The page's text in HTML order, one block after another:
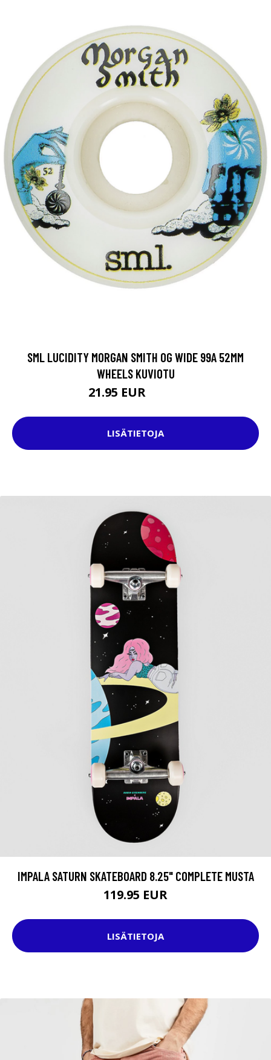
SML LUCIDITY MORGAN SMITH OG WIDE 99A 52MM
WHEELS KUVIOTU
21.95 EUR
LISÄTIETOJA
IMPALA SATURN SKATEBOARD 8.25" COMPLETE MUSTA
119.95 EUR
LISÄTIETOJA